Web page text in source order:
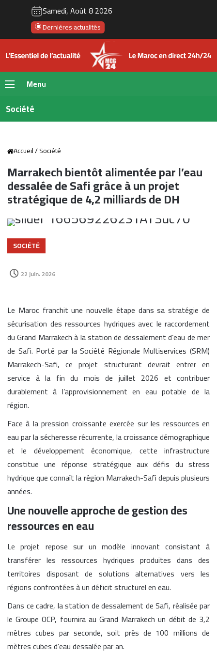
Samedi, Août 8 2026
Dernières actualités
Menu
Société
Accueil/Société
Marrakech bientôt alimentée par l’eau
dessalée de Safi grâce à un projet
stratégique de 4,2 milliards de DH
SOCIÉTÉ
22 juin، 2026
Le Maroc franchit une nouvelle étape dans sa stratégie de
sécurisation des ressources hydriques avec le raccordement
du Grand Marrakech à la station de dessalement d’eau de mer
de Safi. Porté par la Société Régionale Multiservices (SRM)
Marrakech-Safi, ce projet structurant devrait entrer en
service à la fin du mois de juillet 2026 et contribuer
durablement à l’approvisionnement en eau potable de la
région.
Face à la pression croissante exercée sur les ressources en
eau par la sécheresse récurrente, la croissance démographique
et le développement économique, cette infrastructure
constitue une réponse stratégique aux défis du stress
hydrique que connaît la région Marrakech-Safi depuis plusieurs
années.
Une nouvelle approche de gestion des
ressources en eau
Le projet repose sur un modèle innovant consistant à
transférer les ressources hydriques produites dans des
territoires disposant de solutions alternatives vers les
régions confrontées à un déficit structurel en eau.
Dans ce cadre, la station de dessalement de Safi, réalisée par
le Groupe OCP, fournira au Grand Marrakech un débit de 3,2
mètres cubes par seconde, soit près de 100 millions de
mètres cubes d’eau dessalée par an.